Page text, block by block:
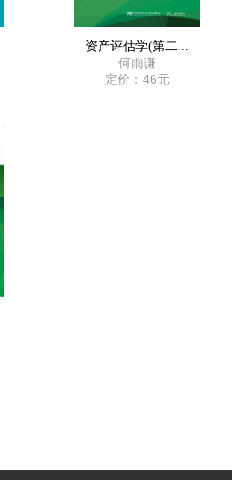
资产评估学(第二...
何雨谦
定价：46元